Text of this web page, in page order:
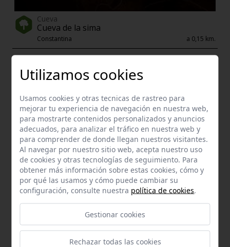
Cueva
Cueva de la sima
Constantina a 0,15 km.
Bien de Interés Cultural - Monumento
Utilizamos cookies
Usamos cookies y otras tecnicas de rastreo para
mejorar tu experiencia de navegación en nuestra web,
para mostrarte contenidos personalizados y anuncios
adecuados, para analizar el tráfico en nuestra web y
para comprender de donde llegan nuestros visitantes.
Al navegar por nuestro sitio web, acepta nuestro uso
de cookies y otras tecnologías de seguimiento. Para
obtener más información sobre estas cookies, cómo y
por qué las usamos y cómo puede cambiar su
configuración, consulte nuestra política de cookies.
Gestionar cookies
Rechazar todas las cookies